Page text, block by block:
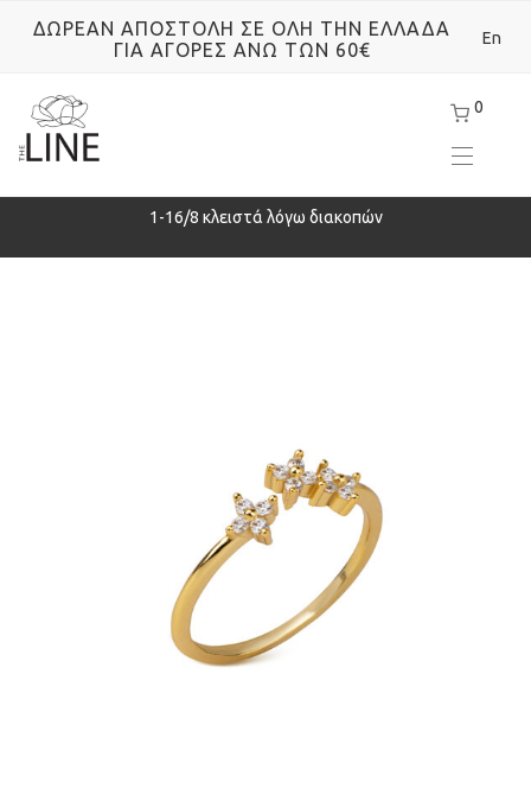
0
ΔΩΡΕΑΝ ΑΠΟΣΤΟΛΗ ΣΕ ΟΛΗ ΤΗΝ ΕΛΛΑΔΑ
ΓΙΑ ΑΓΟΡΕΣ ΑΝΩ ΤΩΝ 60€
En
1-16/8 κλειστά λόγω διακοπών